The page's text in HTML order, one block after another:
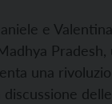
e
Pradesh,
una